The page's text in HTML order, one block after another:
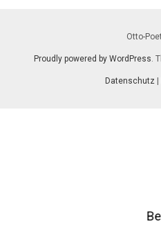
Otto-
Proudly powered by WordPress.
Datenschutz